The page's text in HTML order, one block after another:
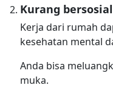
Kurang
Kerja dari rumah
kesehatan mental
Anda bisa
muka.